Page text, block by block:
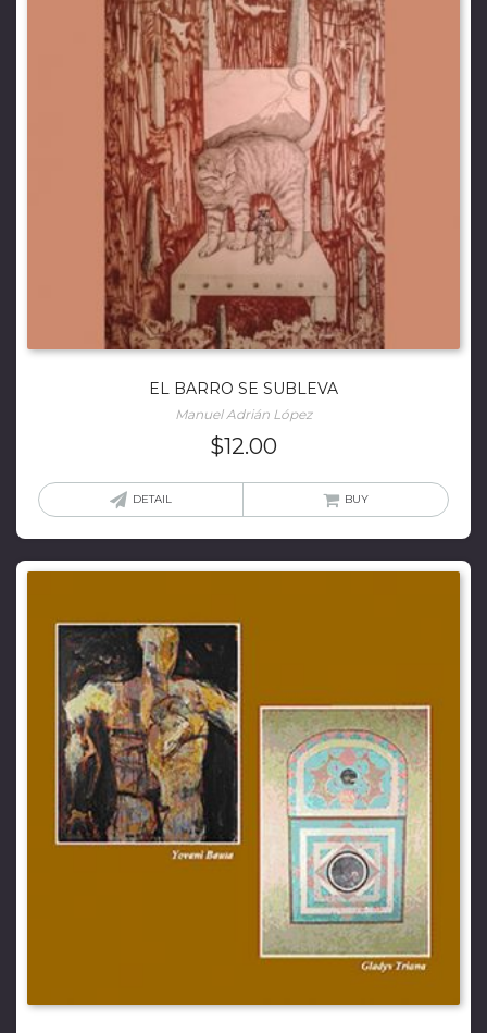
EL BARRO SE SUBLEVA
Manuel Adrián López
$12.00
DETAIL BUY